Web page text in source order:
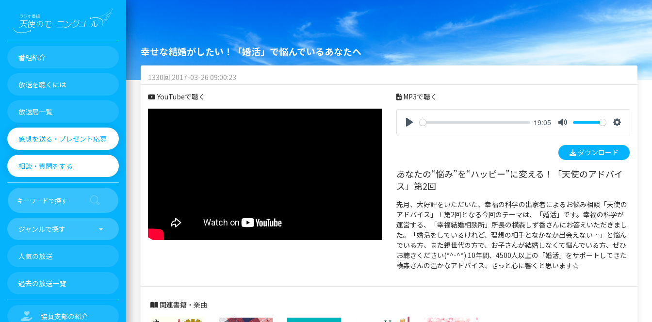
番組紹介
放送を聴くには
放送局一覧
感想を送る・プレゼント応募
相談・質問をする
ジャンルで探す
人気の放送
過去の放送一覧
協賛支部の紹介
幸せな結婚がしたい！「婚活」で悩んでいるあなたへ
1330回 2017-03-26 09:00:23
YouTubeで聴く
MP3で聴く
19:05
u
e
t
i
g
s
ダウンロード
あなたの“悩み”を“ハッピー”に変える！「天使のアドバイ
ス」第2回
先月、大好評をいただいた、幸福の科学の出家者によるお悩み相談「天使の
アドバイス」！第2回となる今回のテーマは、「婚活」です。幸福の科学が
運営する、「幸福結婚相談所」所長の横森しず香さんにお答えいただきまし
た。「婚活をしているけれど、理想の相手となかなか出会えない…」と悩ん
でいる方、また親世代の方で、お子さんが結婚しなくて悩んでいる方、ぜひ
お聴きください(*^-^*) 10年間、4500人以上の「婚活」をサポートしてきた
横森さんの温かなアドバイス、きっと心に響くと思います☆
関連書籍・楽曲